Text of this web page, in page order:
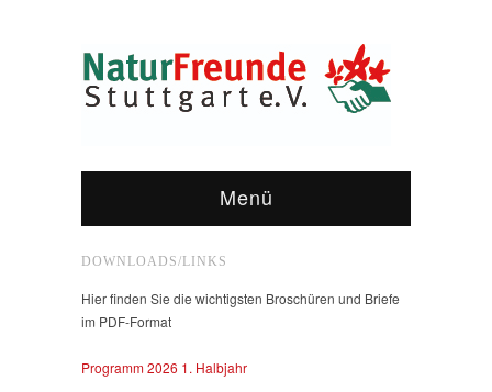
Menü
DOWNLOADS/LINKS
Hier finden Sie die wichtigsten Broschüren und Briefe
im PDF-Format
Programm 2026 1. Halbjahr